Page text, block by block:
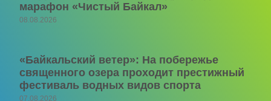
марафон «Чистый Байкал»
08.08.2026
«Байкальский ветер»: На побережье
священного озера проходит престижный
фестиваль водных видов спорта
07.08.2026